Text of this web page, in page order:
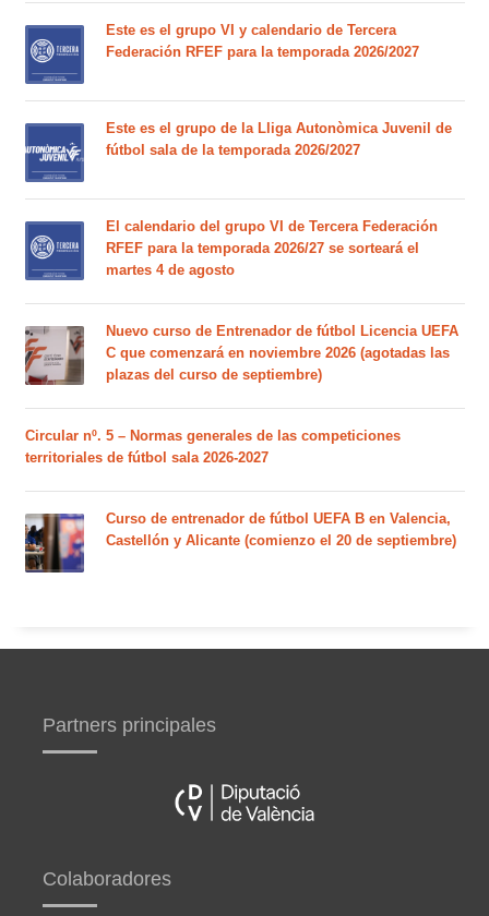
Este es el grupo VI y calendario de Tercera
Federación RFEF para la temporada 2026/2027
Este es el grupo de la Lliga Autonòmica Juvenil de
fútbol sala de la temporada 2026/2027
El calendario del grupo VI de Tercera Federación
RFEF para la temporada 2026/27 se sorteará el
martes 4 de agosto
Nuevo curso de Entrenador de fútbol Licencia UEFA
C que comenzará en noviembre 2026 (agotadas las
plazas del curso de septiembre)
Circular nº. 5 – Normas generales de las competiciones
territoriales de fútbol sala 2026-2027
Curso de entrenador de fútbol UEFA B en Valencia,
Castellón y Alicante (comienzo el 20 de septiembre)
Partners principales
Colaboradores